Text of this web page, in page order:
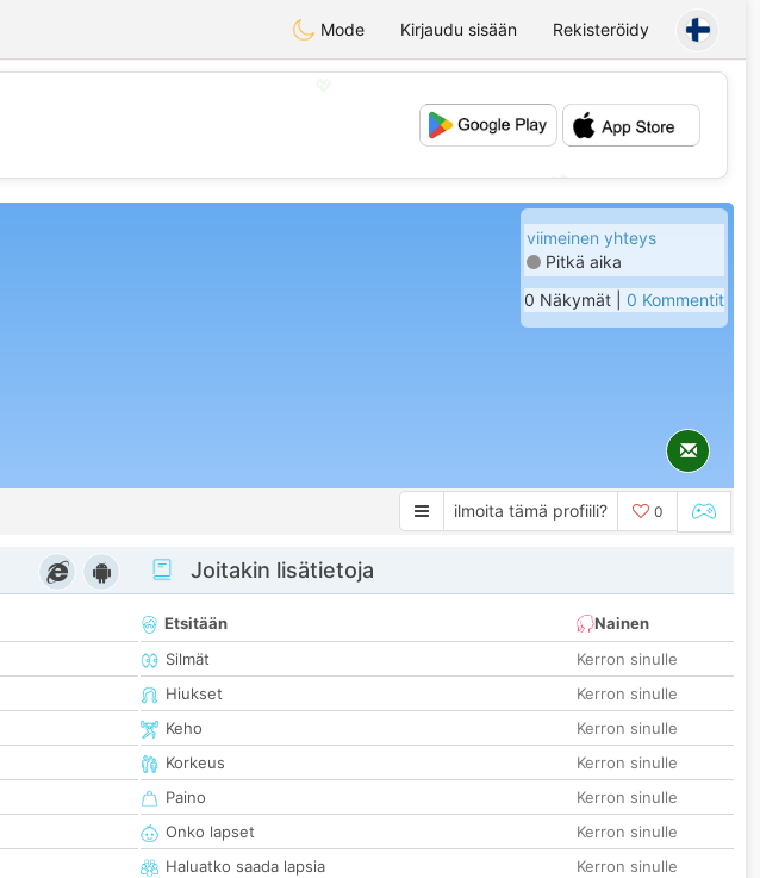
Mode Kirjaudu sisään Rekisteröidy
💕
viimeinen yhteys
Pitkä aika
0 Näkymät | 0 Kommentit
ilmoita tämä profiili? 0
Joitakin lisätietoja
Etsitään
Nainen
Silmät
Kerron sinulle
Hiukset
Kerron sinulle
Keho
Kerron sinulle
Korkeus
Kerron sinulle
Paino
Kerron sinulle
Onko lapset
Kerron sinulle
Haluatko saada lapsia
Kerron sinulle